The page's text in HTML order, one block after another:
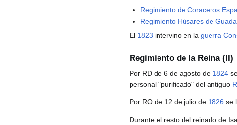
Regimiento de Coraceros
Regimiento Húsares de
El 1823 intervino en la guerra
Regimiento de la Reina (II)
Por RD de 6 de agosto de 1824
personal "purificado" del antiguo
Por RO de 12 de julio de 1826 se
Durante el resto del reinado de